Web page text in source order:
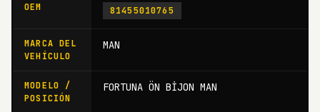
OEM 81455010765
MARCA DEL
VEHÍCULO
MAN
MODELO /
POSICIÓN
FORTUNA ÖN BİJON MAN